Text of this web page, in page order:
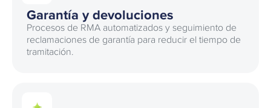
Garantía y devoluciones
Procesos de RMA automatizados y seguimiento de
reclamaciones de garantía para reducir el tiempo de
tramitación.